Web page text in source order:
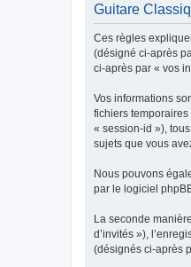
Guitare
Ces règles
(désigné ci-après
ci-après par « vos
Vos informations
fichiers
« session-id »),
sujets que vous
Nous pouvons
par le logiciel
La seconde
d’invités »),
(désignés ci-après